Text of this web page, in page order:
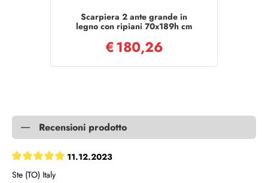
Scarpiera 2 ante grande in
legno con ripiani 70x189h cm
chiaro
€180,26
Recensioni prodotto
11.12.2023
Ste (TO) Italy